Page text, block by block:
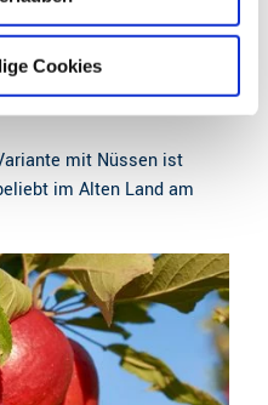
Cookies
mit Nüssen aus
mit Nüssen ist
im Alten Land am